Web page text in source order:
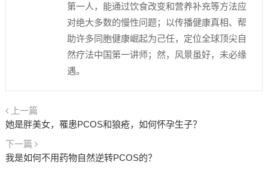
第一人，能通过饮食改变和营养补充等方法应
对绝大多数的慢性问题；以传播健康真相、帮
助许多同胞健康崛起为己任，定位全球顶尖自
然疗法中国第一讲师；然，风景虽好，未必缘
遇。
上一篇
她是胖美女，罹患PCOS和狼疮，如何怀孕生子？
下一篇
我是如何不用药物自然逆转PCOS的？